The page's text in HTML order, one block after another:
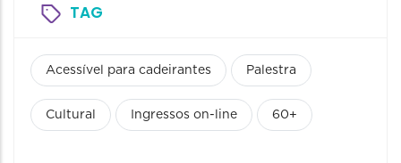
TAG
Acessível para cadeirantes Palestra
Cultural Ingressos on-line 60+